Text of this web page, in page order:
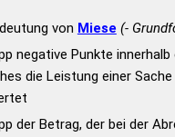
von Miese (-
negative Punkte
die Leistung einer
der Betrag, der bei der